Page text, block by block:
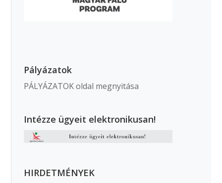
Pályázatok
PÁLYÁZATOK oldal megnyitása
Intézze ügyeit elektronikusan!
HIRDETMÉNYEK